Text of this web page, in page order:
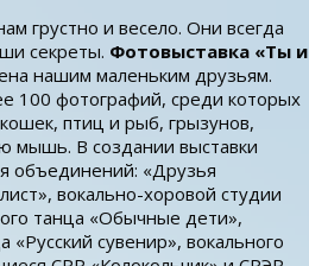
грустно и весело. Они всегда
секреты. Фотовыставка «Ты и
нашим маленьким друзьям.
100 фотографий, среди которых
птиц и рыб, грызунов,
мышь. В создании выставки
объединений: «Друзья
вокально-хоровой студии
танца «Обычные дети»,
«Русский сувенир», вокального